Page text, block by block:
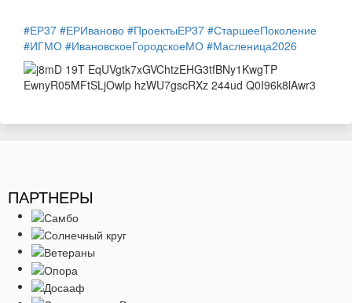
#ЕР37 #ЕРИваново #ПроектыЕР37 #СтаршееПоколение
#ИГМО #ИвановскоеГородскоеМО #Масленица2026
ПАРТНЕРЫ